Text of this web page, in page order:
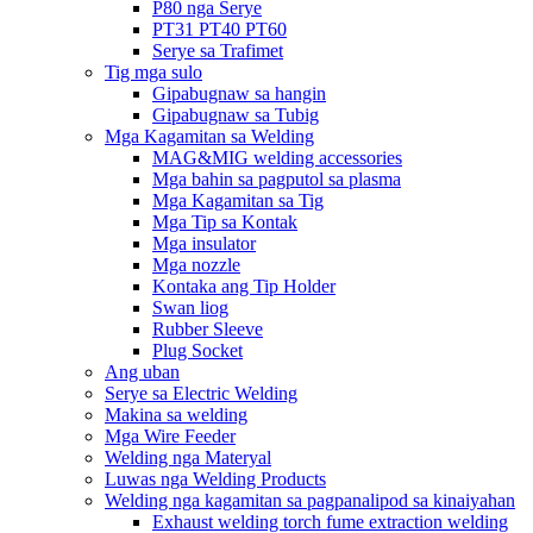
P80 nga Serye
PT31 PT40 PT60
Serye sa Trafimet
Tig mga sulo
Gipabugnaw sa hangin
Gipabugnaw sa Tubig
Mga Kagamitan sa Welding
MAG&MIG welding accessories
Mga bahin sa pagputol sa plasma
Mga Kagamitan sa Tig
Mga Tip sa Kontak
Mga insulator
Mga nozzle
Kontaka ang Tip Holder
Swan liog
Rubber Sleeve
Plug Socket
Ang uban
Serye sa Electric Welding
Makina sa welding
Mga Wire Feeder
Welding nga Materyal
Luwas nga Welding Products
Welding nga kagamitan sa pagpanalipod sa kinaiyahan
Exhaust welding torch fume extraction welding